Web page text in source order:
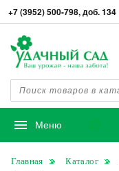
+7 (3952) 500-798, доб. 134
Меню
Главная Каталог